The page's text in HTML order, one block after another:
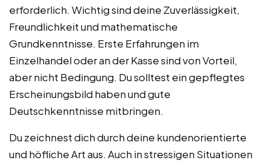
erforderlich. Wichtig sind deine Zuverlässigkeit,
Freundlichkeit und mathematische
Grundkenntnisse. Erste Erfahrungen im
Einzelhandel oder an der Kasse sind von Vorteil,
aber nicht Bedingung. Du solltest ein gepflegtes
Erscheinungsbild haben und gute
Deutschkenntnisse mitbringen.
Du zeichnest dich durch deine kundenorientierte
und höfliche Art aus. Auch in stressigen Situationen